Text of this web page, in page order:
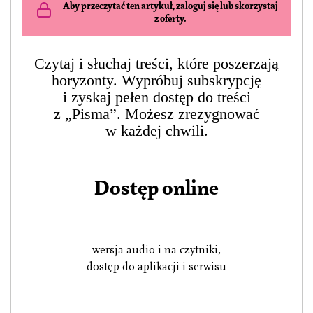
Aby przeczytać ten artykuł, zaloguj się lub skorzystaj
z oferty.
Czytaj i słuchaj treści, które poszerzają
horyzonty. Wypróbuj subskrypcję
i zyskaj pełen dostęp do treści
z „Pisma”. Możesz zrezygnować
w każdej chwili.
Dostęp online
wersja audio i na czytniki,
dostęp do aplikacji i serwisu